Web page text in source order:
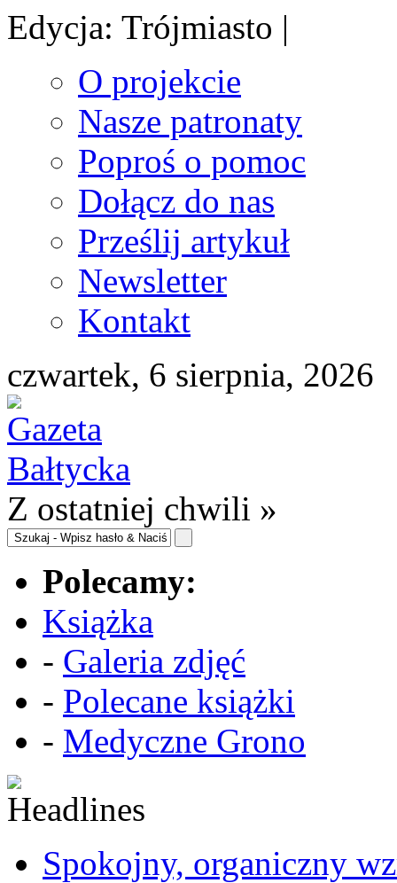
Edycja: Trójmiasto |
O projekcie
Nasze patronaty
Poproś o pomoc
Dołącz do nas
Prześlij artykuł
Newsletter
Kontakt
czwartek, 6 sierpnia, 2026
Z ostatniej chwili »
Polecamy:
Książka
- Galeria zdjęć
- Polecane książki
- Medyczne Grono
Spokojny, organiczny